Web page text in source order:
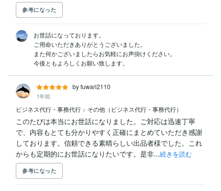
参考になった
お世話になっております。
ご用命いただきありがとうございました。
また何かございましたらお気軽にお声掛けください。
今後ともよろしくお願い致します。
by fuwari2110
1年前
ビジネス代行・事務代行 > その他（ビジネス代行・事務代行）
このたびは本当にお世話になりました。ご対応は迅速丁寧
で、内容もとても分かりやすく正確にまとめていただき感謝
しております。信頼できる素晴らしい出品者様でした。これ
からも定期的にお世話になりたいです。是非...続きを読む
参考になった